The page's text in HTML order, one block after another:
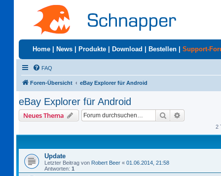
Home News Produkte Download Bestellen Support-
FAQ
Foren-Übersicht eBay Explorer für Android
eBay Explorer für Android
Neues Thema Suche
2
Update
Letzter Beitrag von Robert Beer « 01.06.2014, 21:58
Antworten: 1